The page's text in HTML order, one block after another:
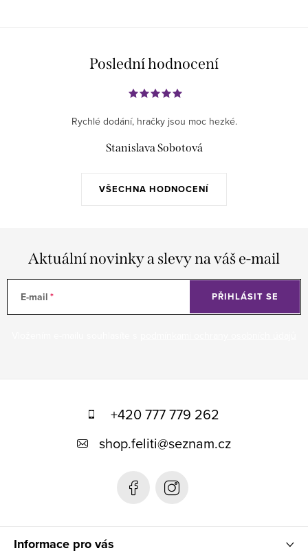
Poslední hodnocení
VŠECHNA HODNOCENÍ
Rychlé dodání, hračky jsou moc hezké.
Stanislava Sobotová
Aktuální novinky a slevy na váš e-mail
E-mail PŘIHLÁSIT SE
Informace pro vás
+420 777 779 262
shop.feliti@seznam.cz